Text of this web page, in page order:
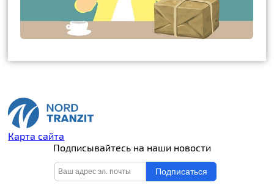
Карта сайта
Подписывайтесь на наши новости